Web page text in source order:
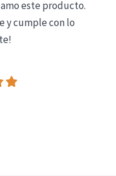
este producto.
y cumple con lo